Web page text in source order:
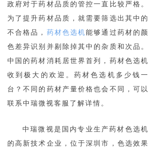
政府对于药材品质的管控一直比较严格。
为了提升药材品质，就需要筛选出其中的
不合格品， 药材色选机能够通过药材的颜
色差异识别并剔除掉其中的杂质和次品。
中国的药材消耗居世界首列，药材色选机
收到极大的欢迎。药材色选机多少钱一
台？不同的药材产量价格也会不同，可以
联系中瑞微视客服了解详情。
中瑞微视是国内专业生产药材色选机
的高新技术企业，位于深圳市，色选效果